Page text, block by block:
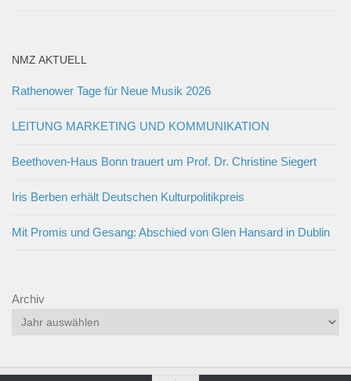
NMZ AKTUELL
Rathenower Tage für Neue Musik 2026
LEITUNG MARKETING UND KOMMUNIKATION
Beethoven-Haus Bonn trauert um Prof. Dr. Christine Siegert
Iris Berben erhält Deutschen Kulturpolitikpreis
Mit Promis und Gesang: Abschied von Glen Hansard in Dublin
Archiv